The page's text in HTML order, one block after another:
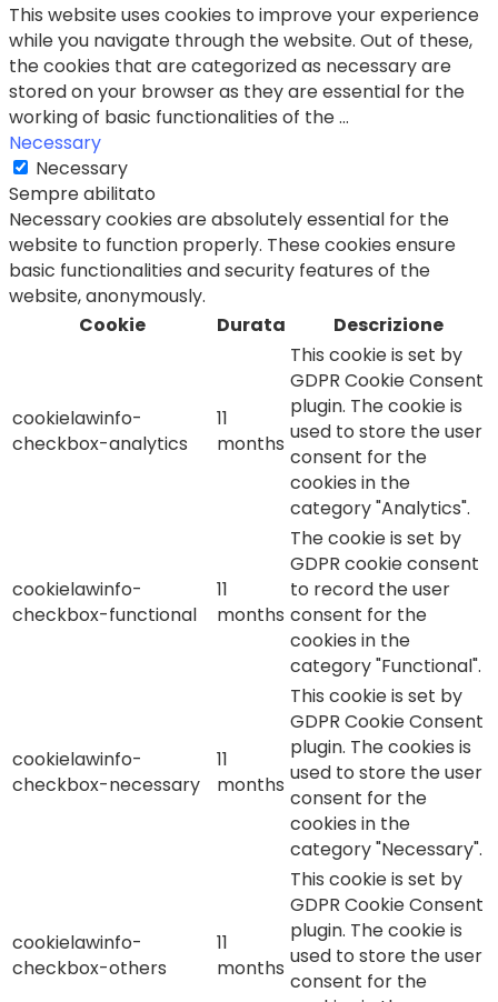
This website uses cookies to improve your experience
while you navigate through the website. Out of these,
the cookies that are categorized as necessary are
stored on your browser as they are essential for the
working of basic functionalities of the...
Necessary
Necessary
Sempre abilitato
Necessary cookies are absolutely essential for the
website to function properly. These cookies ensure
basic functionalities and security features of the
website, anonymously.
Cookie
Durata Descrizione
cookielawinfo-
checkbox-analytics
11
months
This cookie is set by
GDPR Cookie Consent
plugin. The cookie is
used to store the user
consent for the
cookies in the
category "Analytics".
cookielawinfo-
checkbox-functional
11
months
The cookie is set by
GDPR cookie consent
to record the user
consent for the
cookies in the
category "Functional".
cookielawinfo-
checkbox-necessary
11
months
This cookie is set by
GDPR Cookie Consent
plugin. The cookies is
used to store the user
consent for the
cookies in the
category "Necessary".
cookielawinfo-
checkbox-others
11
months
This cookie is set by
GDPR Cookie Consent
plugin. The cookie is
used to store the user
consent for the